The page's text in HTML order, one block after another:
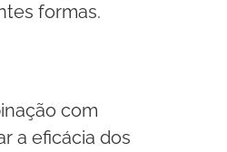
formas.
com
a eficácia dos